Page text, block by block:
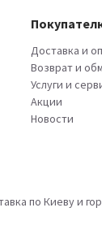
Доставка и
Возврат и
Услуги и
Акции
Новости
по Киеву и